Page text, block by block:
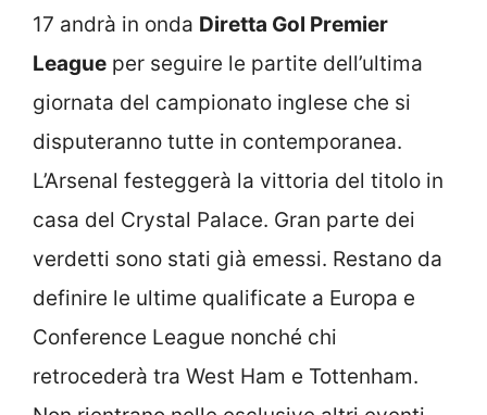
17 andrà in onda Diretta Gol Premier
League per seguire le partite dell’ultima
giornata del campionato inglese che si
disputeranno tutte in contemporanea.
L’Arsenal festeggerà la vittoria del titolo in
casa del Crystal Palace. Gran parte dei
verdetti sono stati già emessi. Restano da
definire le ultime qualificate a Europa e
Conference League nonché chi
retrocederà tra West Ham e Tottenham.